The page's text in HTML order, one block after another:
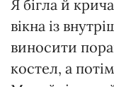
Я бігла й
вікна із
виносити
костел, а